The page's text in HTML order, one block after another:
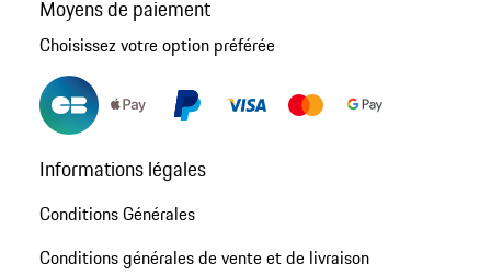
Moyens de paiement
Choisissez votre option préférée
Informations légales
Conditions Générales
Conditions générales de vente et de livraison